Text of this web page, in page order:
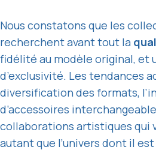
Nous constatons que les
recherchent avant tout la
fidélité au modèle original, et
d’exclusivité. Les tendances
diversification des formats,
d’accessoires
collaborations artistiques qui
autant que l’univers dont il est